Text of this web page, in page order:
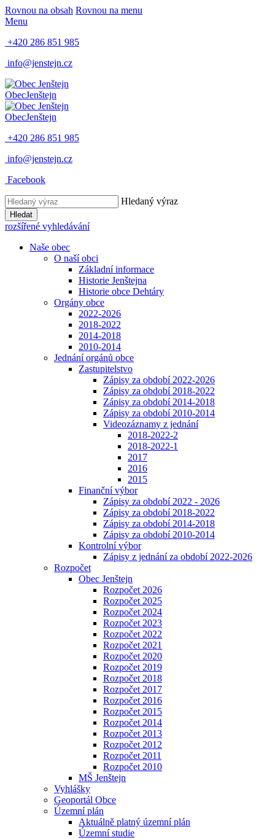
Rovnou na obsah Rovnou na menu
Menu
+420 286 851 985
info@jenstejn.cz
ObecJenštejn
ObecJenštejn
+420 286 851 985
info@jenstejn.cz
Facebook
Hledaný výraz
Hledat
rozšířené vyhledávání
Naše obec
O naší obci
Základní informace
Historie Jenštejna
Historie obce Dehtáry
Orgány obce
2022-2026
2018-2022
2014-2018
2010-2014
Jednání orgánů obce
Zastupitelstvo
Zápisy za období 2022-2026
Zápisy za období 2018-2022
Zápisy za období 2014-2018
Zápisy za období 2010-2014
Videozáznamy z jednání
2018-2022-2
2018-2022-1
2017
2016
2015
Finanční výbor
Zápisy za období 2022 - 2026
Zápisy za období 2018-2022
Zápisy za období 2014-2018
Zápisy za období 2010-2014
Kontrolní výbor
Zápisy z jednání za období 2022-2026
Rozpočet
Obec Jenštejn
Rozpočet 2026
Rozpočet 2025
Rozpočet 2024
Rozpočet 2023
Rozpočet 2022
Rozpočet 2021
Rozpočet 2020
Rozpočet 2019
Rozpočet 2018
Rozpočet 2017
Rozpočet 2016
Rozpočet 2015
Rozpočet 2014
Rozpočet 2013
Rozpočet 2012
Rozpočet 2011
Rozpočet 2010
MŠ Jenštejn
Vyhlášky
Geoportál Obce
Územní plán
Aktuálně platný územní plán
Územní studie